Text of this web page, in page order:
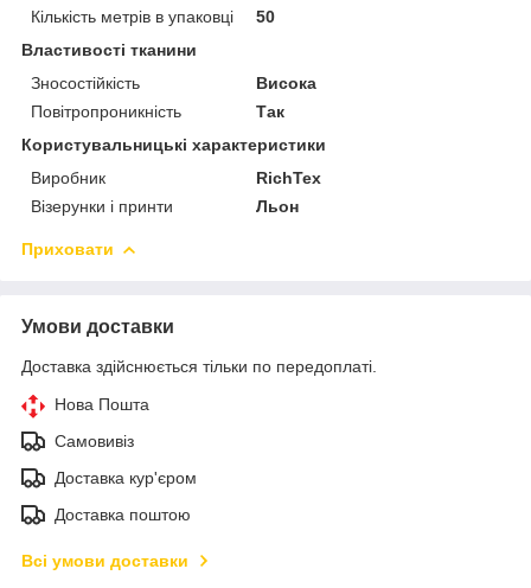
Кількість метрів в упаковці
50
Властивості тканини
Зносостійкість
Висока
Повітропроникність
Так
Користувальницькі характеристики
Виробник
RichTex
Візерунки і принти
Льон
Приховати
Умови доставки
Доставка здійснюється тільки по передоплаті.
Нова Пошта
Самовивіз
Доставка кур'єром
Доставка поштою
Всі умови доставки